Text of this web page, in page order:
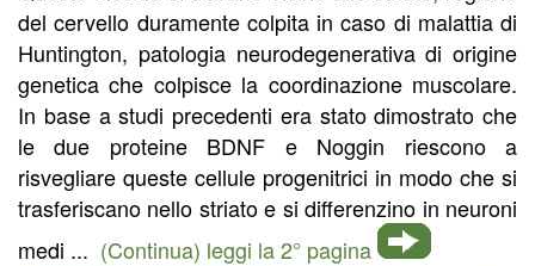
del cervello duramente colpita in caso di malattia di
Huntington, patologia neurodegenerativa di origine
genetica che colpisce la coordinazione muscolare.
In base a studi precedenti era stato dimostrato che
le due proteine BDNF e Noggin riescono a
risvegliare queste cellule progenitrici in modo che si
trasferiscano nello striato e si differenzino in neuroni
medi ... (Continua) leggi la 2° pagina